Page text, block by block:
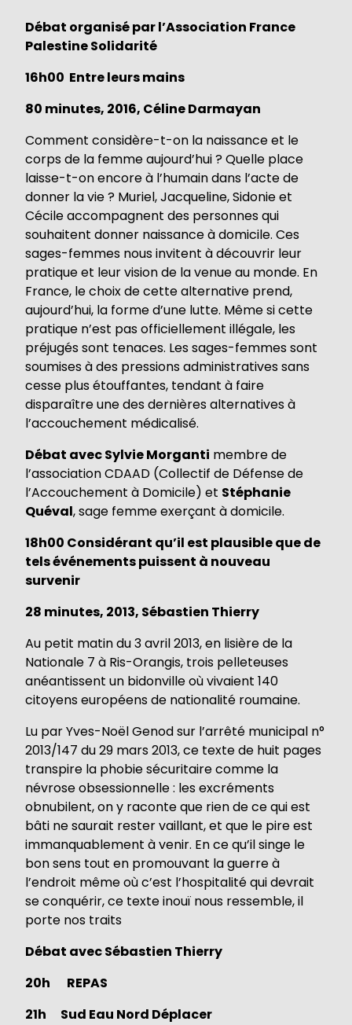
Débat organisé par l’Association France
Palestine Solidarité
16h00 Entre leurs mains
80 minutes, 2016, Céline Darmayan
Comment considère-t-on la naissance et le
corps de la femme aujourd’hui ? Quelle place
laisse-t-on encore à l’humain dans l’acte de
donner la vie ? Muriel, Jacqueline, Sidonie et
Cécile accompagnent des personnes qui
souhaitent donner naissance à domicile. Ces
sages-femmes nous invitent à découvrir leur
pratique et leur vision de la venue au monde. En
France, le choix de cette alternative prend,
aujourd’hui, la forme d’une lutte. Même si cette
pratique n’est pas officiellement illégale, les
préjugés sont tenaces. Les sages-femmes sont
soumises à des pressions administratives sans
cesse plus étouffantes, tendant à faire
disparaître une des dernières alternatives à
l’accouchement médicalisé.
Débat avec Sylvie Morganti membre de
l’association CDAAD (Collectif de Défense de
l’Accouchement à Domicile) et Stéphanie
Quéval, sage femme exerçant à domicile.
18h00 Considérant qu’il est plausible que de
tels événements puissent à nouveau
survenir
28 minutes, 2013, Sébastien Thierry
Au petit matin du 3 avril 2013, en lisière de la
Nationale 7 à Ris-Orangis, trois pelleteuses
anéantissent un bidonville où vivaient 140
citoyens européens de nationalité roumaine.
Lu par Yves-Noël Genod sur l’arrêté municipal n°
2013/147 du 29 mars 2013, ce texte de huit pages
transpire la phobie sécuritaire comme la
névrose obsessionnelle : les excréments
obnubilent, on y raconte que rien de ce qui est
bâti ne saurait rester vaillant, et que le pire est
immanquablement à venir. En ce qu’il singe le
bon sens tout en promouvant la guerre à
l’endroit même où c’est l’hospitalité qui devrait
se conquérir, ce texte inouï nous ressemble, il
porte nos traits
Débat avec Sébastien Thierry
20h REPAS
21h Sud Eau Nord Déplacer